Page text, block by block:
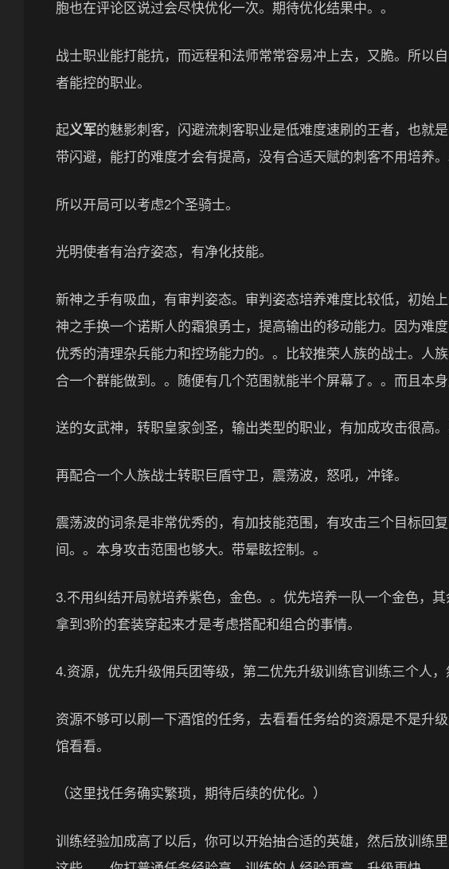
胞也在评论区说过会尽快优化一次。期待优化结果中。。
战士职业能打能抗，而远程和法师常常容易冲上去，又脆。所以
者能控的职业。
起义军的魅影刺客，闪避流刺客职业是低难度速刷的王者，也就
带闪避，能打的难度才会有提高，没有合适天赋的刺客不用培养。
所以开局可以考虑2个圣骑士。
光明使者有治疗姿态，有净化技能。
新神之手有吸血，有审判姿态。审判姿态培养难度比较低，初始
神之手换一个诺斯人的霜狼勇士，提高输出的移动能力。因为难
优秀的清理杂兵能力和控场能力的。。比较推荣人族的战士。人
合一个群能做到。。随便有几个范围就能半个屏幕了。。而且本
送的女武神，转职皇家剑圣，输出类型的职业，有加成攻击很高
再配合一个人族战士转职巨盾守卫，震荡波，怒吼，冲锋。
震荡波的词条是非常优秀的，有加技能范围，有攻击三个目标回
间。。本身攻击范围也够大。带晕眩控制。。
3.不用纠结开局就培养紫色，金色。。优先培养一队一个金色，
拿到3阶的套装穿起来才是考虑搭配和组合的事情。
4.资源，优先升级佣兵团等级，第二优先升级训练官训练三个人
资源不够可以刷一下酒馆的任务，去看看任务给的资源是不是升
馆看看。
（这里找任务确实繁琐，期待后续的优化。）
训练经验加成高了以后，你可以开始抽合适的英雄，然后放训练